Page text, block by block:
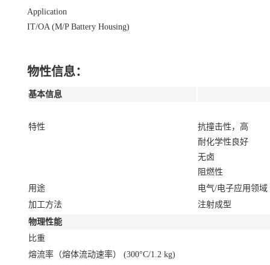
Application
IT/OA (M/P Battery Housing)
物性信息：
基本信息
特性
抗撞击性，高
耐化学性良好
无卤
阻燃性
用途
电气/电子应用领域
加工方法
注射成型
物理性能
比重
熔流率（熔体流动速率） (300°C/1.2 kg)